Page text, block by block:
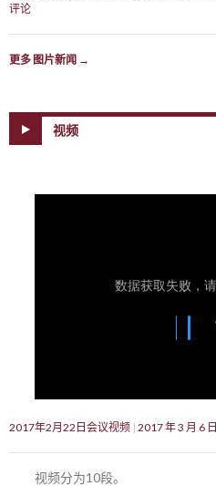
评论
更多 图片新闻 →
视频
2017年2月22日会议视频 2017 年 3 月 6 日
视频分为10段。